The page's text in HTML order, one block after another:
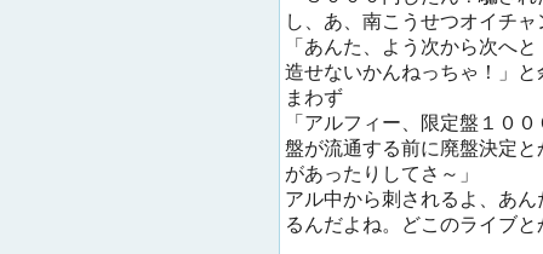
し、あ、南こうせつオイチ
「あんた、よう次から次へ
造せないかんねっちゃ！」
まわず
「アルフィー、限定盤１０
盤が流通する前に廃盤決定
があったりしてさ～」
アル中から刺されるよ、あ
るんだよね。どこのライブ